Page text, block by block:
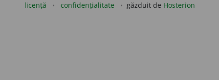
licență confidențialitate găzduit de Hosterion